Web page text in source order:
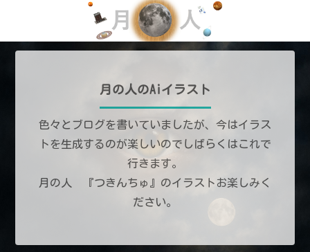
月の人のAiイラスト
色々とブログを書いていましたが、今はイラス
トを生成するのが楽しいのでしばらくはこれで
行きます。
月の人 『つきんちゅ』のイラストお楽しみく
ださい。